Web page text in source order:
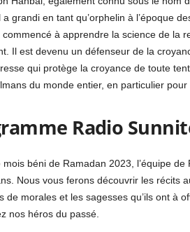
a grandi en tant qu’orphelin à l’époque
commencé à apprendre la science de la
Il est devenu un défenseur de la
qui protège la croyance de toute
du monde entier, en particulier pour
Radio
mois béni de Ramadan 2023, l’équipe
Nous vous ferons découvrir les récits
de morales et les sagesses qu’ils ont à
nos héros du passé.